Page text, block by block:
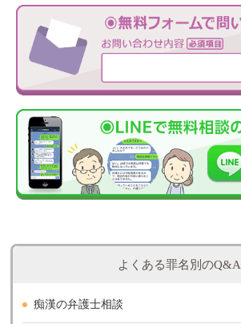
よくある罪名別のQ&A
痴漢の弁護士相談